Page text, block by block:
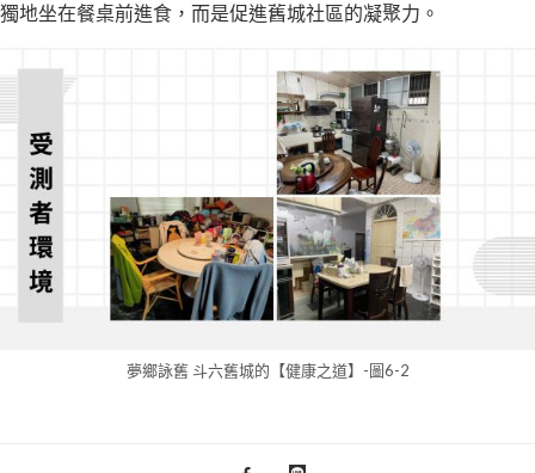
獨地坐在餐桌前進食，而是促進舊城社區的凝聚力。
夢鄉詠舊 斗六舊城的【健康之道】-圖6-2